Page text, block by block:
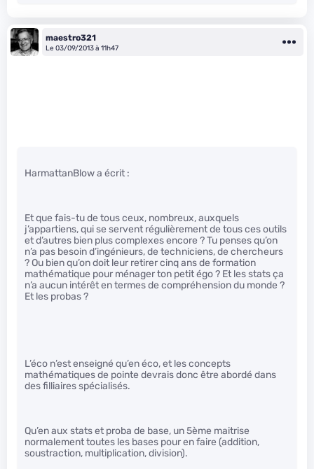
maestro321
Le 03/09/2013 à 11h47
HarmattanBlow a écrit :
Et que fais-tu de tous ceux, nombreux, auxquels
j’appartiens, qui se servent régulièrement de tous ces outils
et d’autres bien plus complexes encore ? Tu penses qu’on
n’a pas besoin d’ingénieurs, de techniciens, de chercheurs
? Ou bien qu’on doit leur retirer cinq ans de formation
mathématique pour ménager ton petit égo ? Et les stats ça
n’a aucun intérêt en termes de compréhension du monde ?
Et les probas ?
L’éco n’est enseigné qu’en éco, et les concepts
mathématiques de pointe devrais donc être abordé dans
des filliaires spécialisés.
Qu’en aux stats et proba de base, un 5ème maitrise
normalement toutes les bases pour en faire (addition,
soustraction, multiplication, division).